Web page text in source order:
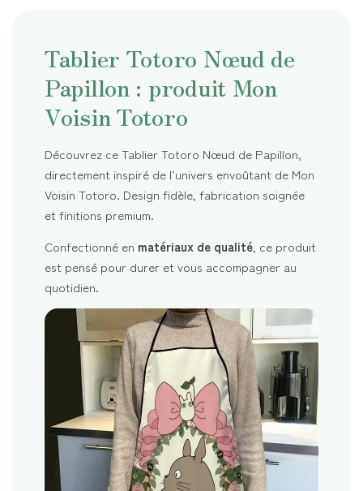
Tablier Totoro Nœud de
Papillon : produit Mon
Voisin Totoro
Découvrez ce Tablier Totoro Nœud de Papillon,
directement inspiré de l’univers envoûtant de Mon
Voisin Totoro. Design fidèle, fabrication soignée
et finitions premium.
Confectionné en matériaux de qualité , ce produit
est pensé pour durer et vous accompagner au
quotidien.